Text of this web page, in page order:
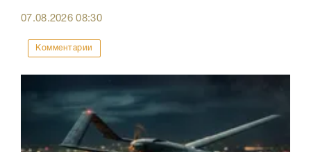
07.08.202608:30
Комментарии